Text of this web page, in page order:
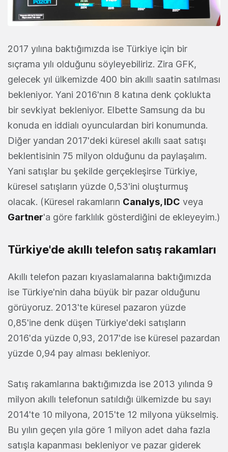
2017 yılına baktığımızda ise Türkiye için bir
sıçrama yılı olduğunu söyleyebiliriz. Zira GFK,
gelecek yıl ülkemizde 400 bin akıllı saatin satılması
bekleniyor. Yani 2016'nın 8 katına denk çoklukta
bir sevkiyat bekleniyor. Elbette Samsung da bu
konuda en iddialı oyunculardan biri konumunda.
Diğer yandan 2017'deki küresel akıllı saat satışı
beklentisinin 75 milyon olduğunu da paylaşalım.
Yani satışlar bu şekilde gerçekleşirse Türkiye,
küresel satışların yüzde 0,53'ini oluşturmuş
olacak. (Küresel rakamların Canalys, IDC veya
Gartner'a göre farklılık gösterdiğini de ekleyeyim.)
Türkiye'de akıllı telefon satış rakamları
Akıllı telefon pazarı kıyaslamalarına baktığımızda
ise Türkiye'nin daha büyük bir pazar olduğunu
görüyoruz. 2013'te küresel pazaron yüzde
0,85'ine denk düşen Türkiye'deki satışların
2016'da yüzde 0,93, 2017'de ise küresel pazardan
yüzde 0,94 pay alması bekleniyor.
Satış rakamlarına baktığımızda ise 2013 yılında 9
milyon akıllı telefonun satıldığı ülkemizde bu sayı
2014'te 10 milyona, 2015'te 12 milyona yükselmiş.
Bu yılın geçen yıla göre 1 milyon adet daha fazla
satışla kapanması bekleniyor ve pazar giderek